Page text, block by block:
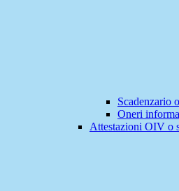
Scadenzario
Oneri
Attestazioni OIV o